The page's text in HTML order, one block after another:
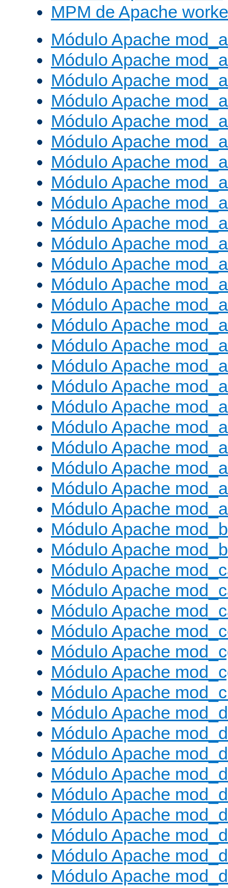
MPM de Apache
Módulo Apache
Módulo Apache
Módulo Apache
Módulo Apache
Módulo Apache
Módulo Apache
Módulo Apache
Módulo Apache
Módulo Apache
Módulo Apache
Módulo Apache
Módulo Apache
Módulo Apache
Módulo Apache
Módulo Apache
Módulo Apache
Módulo Apache
Módulo Apache
Módulo Apache
Módulo Apache
Módulo Apache
Módulo Apache
Módulo Apache
Módulo Apache
Módulo Apache
Módulo Apache
Módulo Apache
Módulo Apache
Módulo Apache
Módulo Apache
Módulo Apache
Módulo Apache
Módulo Apache
Módulo Apache
Módulo Apache
Módulo Apache
Módulo Apache
Módulo Apache
Módulo Apache
Módulo Apache
Módulo Apache
Módulo Apache